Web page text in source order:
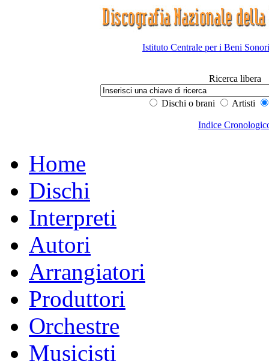
Istituto Centrale per i Beni
Ricerca libera
Dischi o brani Artisti
Indice
Home
Dischi
Interpreti
Autori
Arrangiatori
Produttori
Orchestre
Musicisti